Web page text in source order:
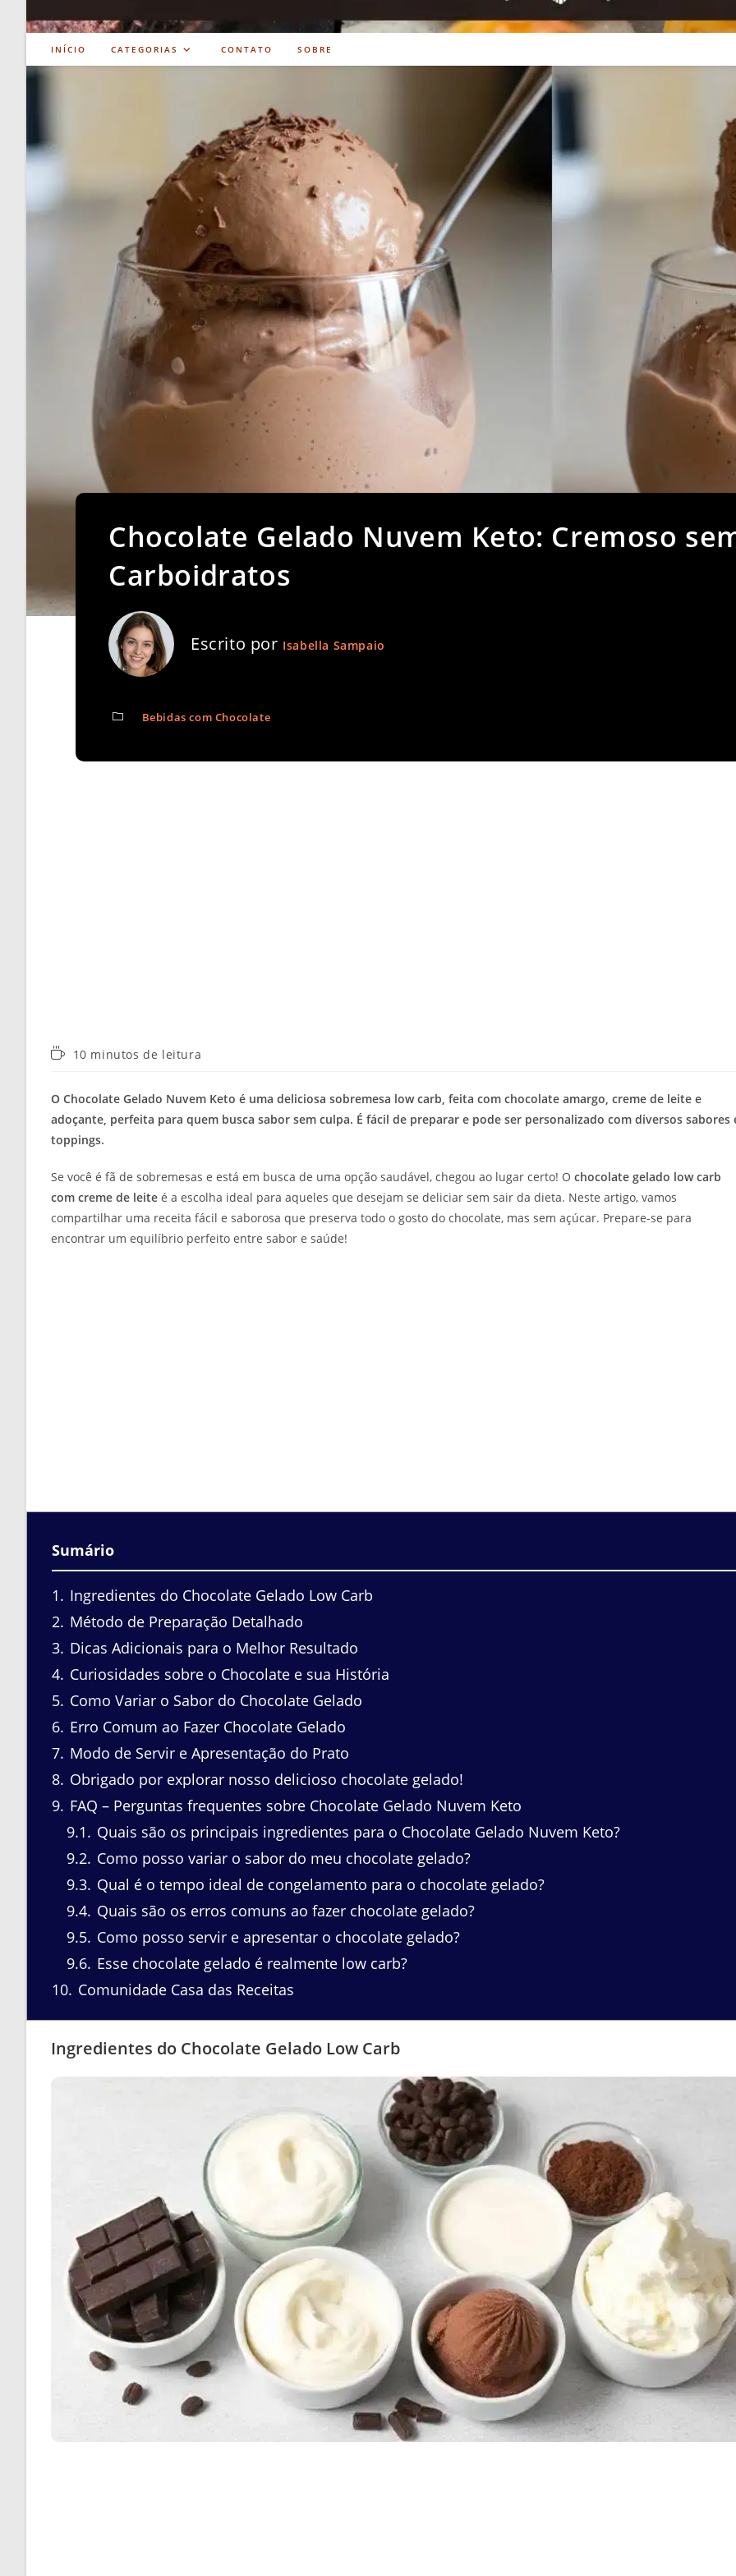
INÍCIO CATEGORIAS CONTATO SOBRE
Chocolate Gelado Nuvem Keto: Cremoso
Carboidratos
Escrito por Isabella Sampaio
Bebidas com Chocolate
Tempo10 minutos de leitura
O Chocolate Gelado Nuvem Keto é uma deliciosa sobremesa low carb, feita com chocolate amargo, creme de leite e
adoçante, perfeita para quem busca sabor sem culpa. É fácil de preparar e pode ser personalizado com diversos sabores
toppings.
Se você é fã de sobremesas e está em busca de uma opção saudável, chegou ao lugar certo! O chocolate gelado low carb
com creme de leite é a escolha ideal para aqueles que desejam se deliciar sem sair da dieta. Neste artigo, vamos
compartilhar uma receita fácil e saborosa que preserva todo o gosto do chocolate, mas sem açúcar. Prepare-se para
encontrar um equilíbrio perfeito entre sabor e saúde!
Sumário
1
Ingredientes do Chocolate Gelado Low Carb
2 Método de Preparação Detalhado
3 Dicas Adicionais para o Melhor Resultado
4 Curiosidades sobre o Chocolate e sua História
5 Como Variar o Sabor do Chocolate Gelado
6 Erro Comum ao Fazer Chocolate Gelado
7 Modo de Servir e Apresentação do Prato
8 Obrigado por explorar nosso delicioso chocolate gelado!
9 FAQ – Perguntas frequentes sobre Chocolate Gelado Nuvem Keto
9.1
Quais são os principais ingredientes para o Chocolate Gelado Nuvem Keto?
9.2 Como posso variar o sabor do meu chocolate gelado?
9.3 Qual é o tempo ideal de congelamento para o chocolate gelado?
9.4 Quais são os erros comuns ao fazer chocolate gelado?
9.5 Como posso servir e apresentar o chocolate gelado?
9.6 Esse chocolate gelado é realmente low carb?
10 Comunidade Casa das Receitas
Ingredientes do Chocolate Gelado Low Carb